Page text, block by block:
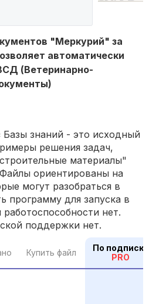
"Меркурий" за
автоматически
(Ветеринарно-
знаний - это исходный
решения задач,
материалы"
ориентированы на
могут разобраться в
программу для запуска в
нет.
поддержки нет.
Купить файл
По подписке
PRO